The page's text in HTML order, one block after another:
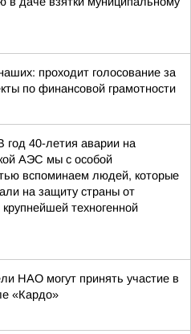
проходит голосование за
по финансовой грамотности
год 40-летия аварии на
АЭС мы с особой
вспоминаем людей, которые
на защиту страны от
техногенной
НАО могут принять участие в
«Кардо»